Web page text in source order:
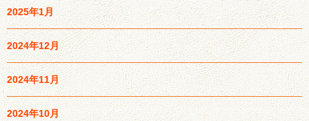
2025年1月
2024年12月
2024年11月
2024年10月